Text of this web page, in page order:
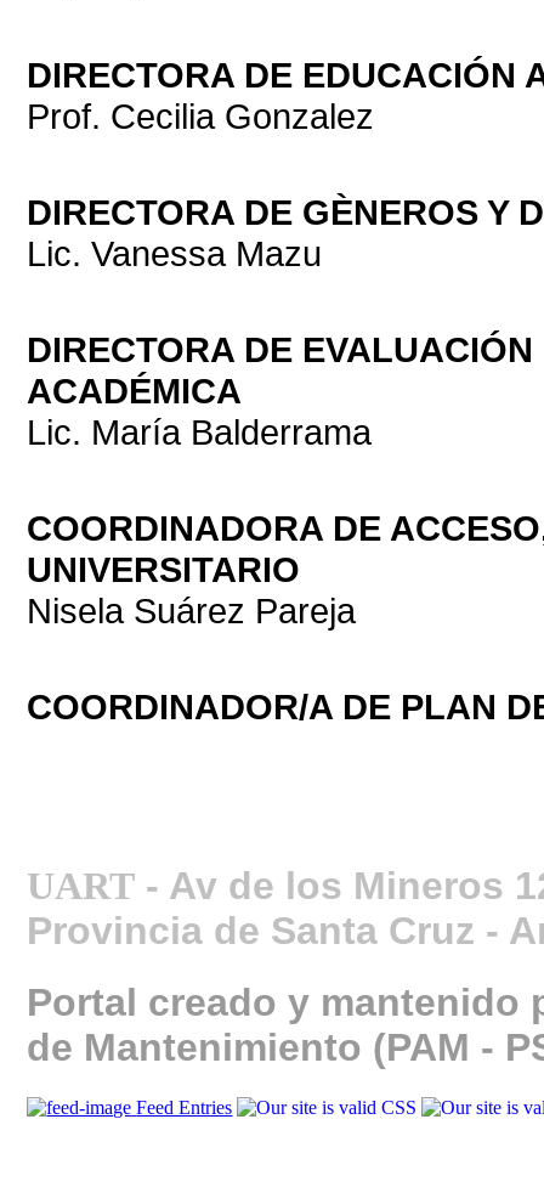
DIRECTORA DE EDUCACIÓN
Prof. Cecilia Gonzalez
DIRECTORA DE GÈNEROS Y
Lic. Vanessa Mazu
DIRECTORA DE
ACADÉMICA
Lic. María Balderrama
COORDINADORA DE
UNIVERSITARIO
Nisela Suárez Pareja
COORDINADOR/A DE PLAN
UART - Av de los Mineros
Provincia de Santa Cruz -
Portal creado y mantenido
de Mantenimiento (PAM -
Feed Entries